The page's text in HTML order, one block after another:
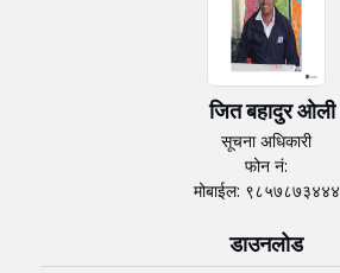
जित बहादुर ओली
सूचना अधिकारी
फोन नं:
मोबाईल: ९८५७८७३४४४
डाउनलोड